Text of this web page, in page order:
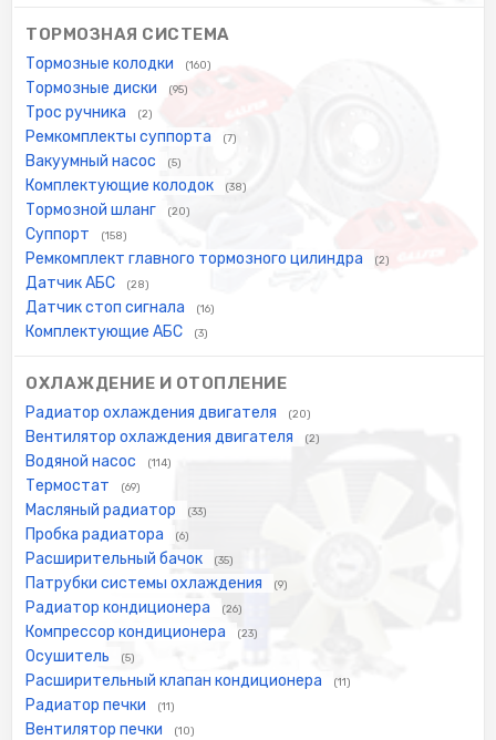
ТОРМОЗНАЯ СИСТЕМА
Тормозные колодки (160)
Тормозные диски (95)
Трос ручника (2)
Ремкомплекты суппорта (7)
Вакуумный насос (5)
Комплектующие колодок (38)
Тормозной шланг (20)
Суппорт (158)
Ремкомплект главного тормозного цилиндра (2)
Датчик АБС (28)
Датчик стоп сигнала (16)
Комплектующие АБС (3)
ОХЛАЖДЕНИЕ И ОТОПЛЕНИЕ
Радиатор охлаждения двигателя (20)
Вентилятор охлаждения двигателя (2)
Водяной насос (114)
Термостат (69)
Масляный радиатор (33)
Пробка радиатора (6)
Расширительный бачок (35)
Патрубки системы охлаждения (9)
Радиатор кондиционера (26)
Компрессор кондиционера (23)
Осушитель (5)
Расширительный клапан кондиционера (11)
Радиатор печки (11)
Вентилятор печки (10)